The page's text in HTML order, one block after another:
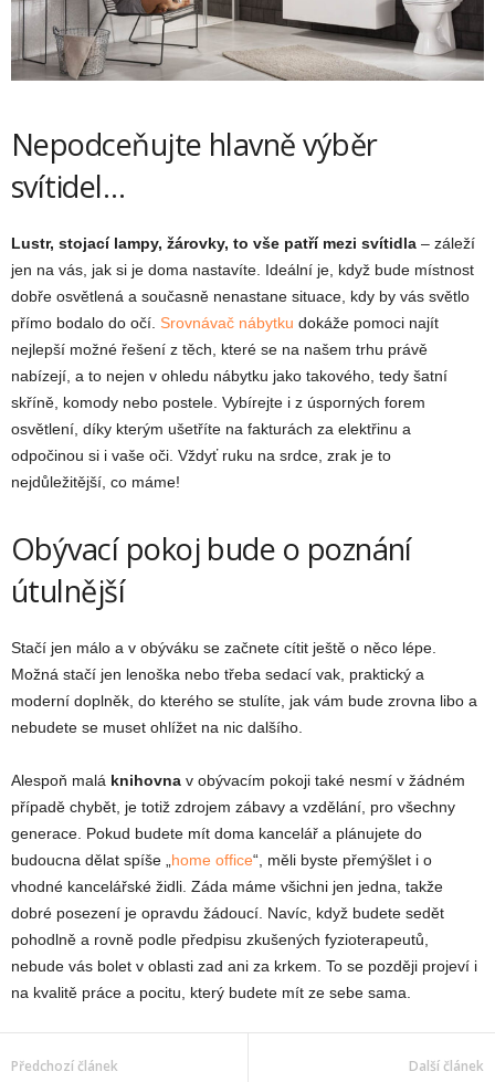
Nepodceňujte hlavně výběr
svítidel…
Lustr, stojací lampy, žárovky, to vše patří mezi svítidla – záleží
jen na vás, jak si je doma nastavíte. Ideální je, když bude místnost
dobře osvětlená a současně nenastane situace, kdy by vás světlo
přímo bodalo do očí. Srovnávač nábytku dokáže pomoci najít
nejlepší možné řešení z těch, které se na našem trhu právě
nabízejí, a to nejen v ohledu nábytku jako takového, tedy šatní
skříně, komody nebo postele. Vybírejte i z úsporných forem
osvětlení, díky kterým ušetříte na fakturách za elektřinu a
odpočinou si i vaše oči. Vždyť ruku na srdce, zrak je to
nejdůležitější, co máme!
Obývací pokoj bude o poznání
útulnější
Stačí jen málo a v obýváku se začnete cítit ještě o něco lépe.
Možná stačí jen lenoška nebo třeba sedací vak, praktický a
moderní doplněk, do kterého se stulíte, jak vám bude zrovna libo a
nebudete se muset ohlížet na nic dalšího.
Alespoň malá knihovna v obývacím pokoji také nesmí v žádném
případě chybět, je totiž zdrojem zábavy a vzdělání, pro všechny
generace. Pokud budete mít doma kancelář a plánujete do
budoucna dělat spíše „ home office“, měli byste přemýšlet i o
vhodné kancelářské židli. Záda máme všichni jen jedna, takže
dobré posezení je opravdu žádoucí. Navíc, když budete sedět
pohodlně a rovně podle předpisu zkušených fyzioterapeutů,
nebude vás bolet v oblasti zad ani za krkem. To se později projeví i
na kvalitě práce a pocitu, který budete mít ze sebe sama.
Předchozí článek Další článek